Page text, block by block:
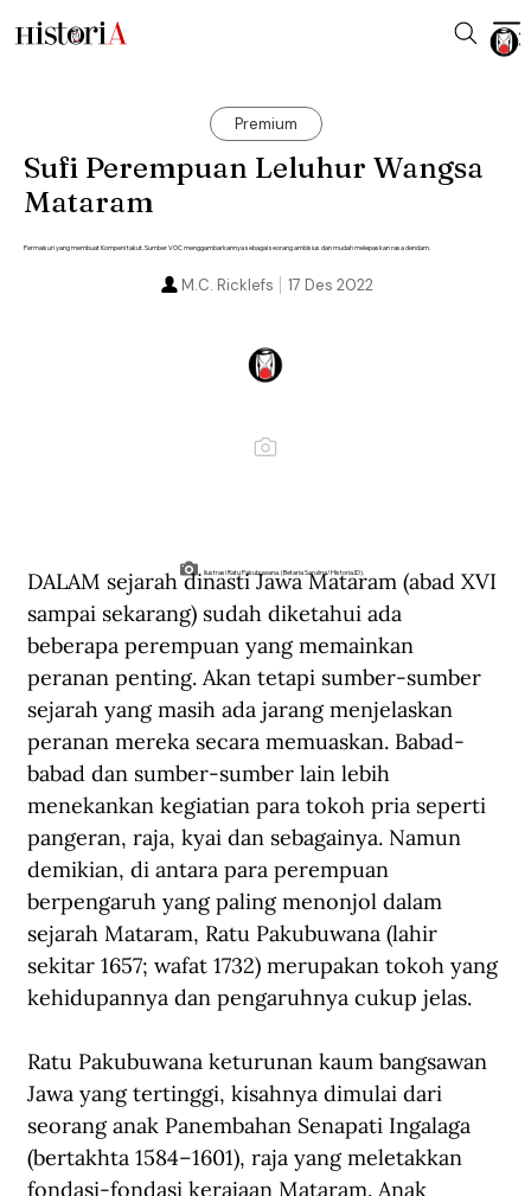
Premium
Sufi Perempuan Leluhur Wangsa
Mataram
Permaisuri yang membuat Kompeni takut. Sumber VOC menggambarkannya sebagai seorang ambisius dan mudah melepaskan rasa dendam.
17 Des 2022
M.C. Ricklefs
Ilustrasi Ratu Pakubuwana. (Betaria Sarulina/Historia.ID).
DALAM sejarah dinasti Jawa Mataram (abad XVI
sampai sekarang) sudah diketahui ada
beberapa perempuan yang memainkan
peranan penting. Akan tetapi sumber-sumber
sejarah yang masih ada jarang menjelaskan
peranan mereka secara memuaskan. Babad-
babad dan sumber-sumber lain lebih
menekankan kegiatian para tokoh pria seperti
pangeran, raja, kyai dan sebagainya. Namun
demikian, di antara para perempuan
berpengaruh yang paling menonjol dalam
sejarah Mataram, Ratu Pakubuwana (lahir
sekitar 1657; wafat 1732) merupakan tokoh yang
kehidupannya dan pengaruhnya cukup jelas.
Ratu Pakubuwana keturunan kaum bangsawan
Jawa yang tertinggi, kisahnya dimulai dari
seorang anak Panembahan Senapati Ingalaga
(bertakhta 1584–1601), raja yang meletakkan
fondasi-fondasi kerajaan Mataram. Anak